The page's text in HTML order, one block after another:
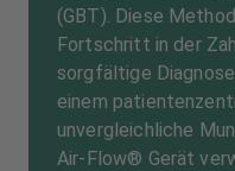
(GBT). Diese
Fortschritt in der
sorgfältige
einem
unvergleichliche
Air-Flow® Gerät